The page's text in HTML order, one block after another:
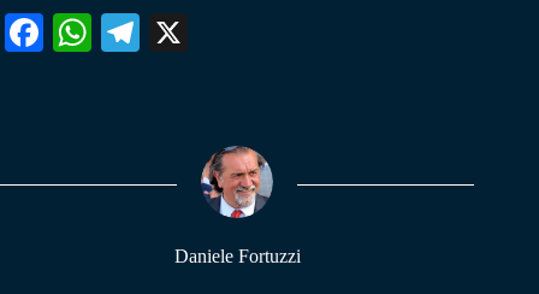
Fa W
pp
Te
m
Daniele Fortuzzi